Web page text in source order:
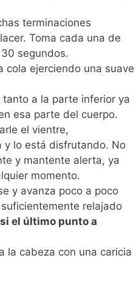
terminaciones
Toma cada una de
segundos.
cola ejerciendo una suave
a la parte inferior ya
esa parte del cuerpo.
el vientre,
y lo está disfrutando. No
y mantente alerta, ya
momento.
y avanza poco a poco
relajado
el último punto a
la cabeza con una caricia